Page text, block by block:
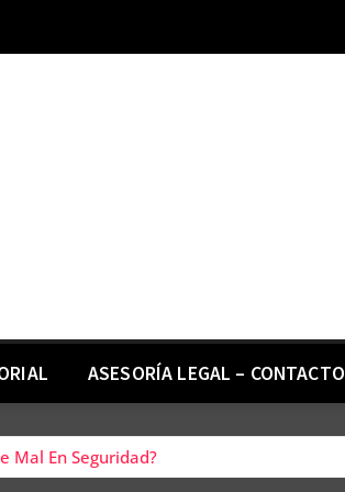
ASESORÍA LEGAL – CONTACTO
Mal En Seguridad?